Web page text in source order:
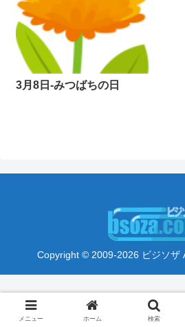
3月8日-みつばちの日
Copyright © 2009-2026 ビジソザ
メニュー ホーム 検索